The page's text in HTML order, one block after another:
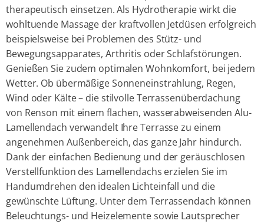
therapeutisch einsetzen. Als Hydrotherapie wirkt die
wohltuende Massage der kraftvollen Jetdüsen erfolgreich
beispielsweise bei Problemen des Stütz- und
Bewegungsapparates, Arthritis oder Schlafstörungen.
Genießen Sie zudem optimalen Wohnkomfort, bei jedem
Wetter. Ob übermäßige Sonneneinstrahlung, Regen,
Wind oder Kälte – die stilvolle Terrassenüberdachung
von Renson mit einem flachen, wasserabweisenden Alu-
Lamellendach verwandelt Ihre Terrasse zu einem
angenehmen Außenbereich, das ganze Jahr hindurch.
Dank der einfachen Bedienung und der geräuschlosen
Verstellfunktion des Lamellendachs erzielen Sie im
Handumdrehen den idealen Lichteinfall und die
gewünschte Lüftung. Unter dem Terrassendach können
Beleuchtungs- und Heizelemente sowie Lautsprecher